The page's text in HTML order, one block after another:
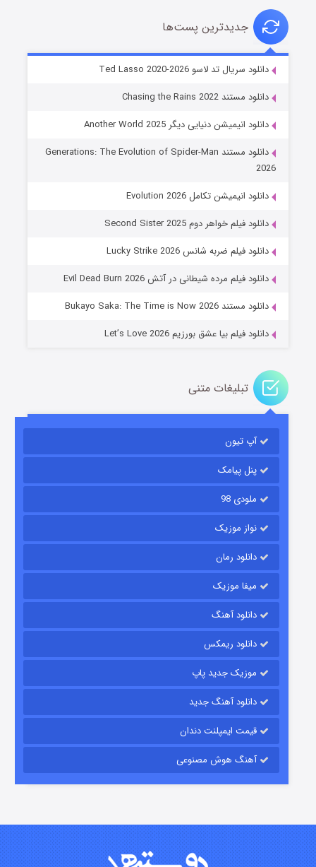
خاندان اژدها فصل ۳
جادوگری در مغولستان
باب اسفنجی فصل ۱۷
قسمت۶ (زیرنویس) منتشر شد
قسمت۱۵ (دوبله) منتشر شد
جدیدترین پست‌ها
دانلود سریال تد لاسو Ted Lasso 2020-2026
دانلود مستند Chasing the Rains 2022
دانلود انیمیشن دنیایی دیگر Another World 2025
دانلود مستند Generations: The Evolution of Spider-Man
2026
دانلود انیمیشن تکامل Evolution 2026
دانلود فیلم خواهر دوم Second Sister 2025
دانلود فیلم ضربه شانس Lucky Strike 2026
دانلود فیلم مرده شیطانی در آتش Evil Dead Burn 2026
دانلود مستند Bukayo Saka: The Time is Now 2026
دانلود فیلم بیا عشق بورزیم Let’s Love 2026
تبلیغات متنی
آپ تیون
پنل پیامک
ملودی 98
نواز موزیک
دانلود رمان
میفا موزیک
دانلود آهنگ
دانلود ریمکس
موزیک جدید پاپ
دانلود آهنگ جدید
قیمت ایمپلنت دندان
آهنگ هوش مصنوعی